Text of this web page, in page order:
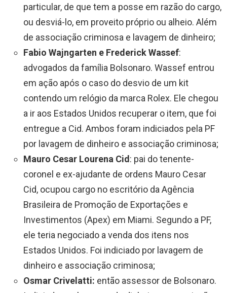
particular, de que tem a posse em razão do cargo,
ou desviá-lo, em proveito próprio ou alheio. Além
de associação criminosa e lavagem de dinheiro;
Fabio Wajngarten e Frederick Wassef:
advogados da família Bolsonaro. Wassef entrou
em ação após o caso do desvio de um kit
contendo um relógio da marca Rolex. Ele chegou
a ir aos Estados Unidos recuperar o item, que foi
entregue a Cid. Ambos foram indiciados pela PF
por lavagem de dinheiro e associação criminosa;
Mauro Cesar Lourena Cid : pai do tenente-
coronel e ex-ajudante de ordens Mauro Cesar
Cid, ocupou cargo no escritório da Agência
Brasileira de Promoção de Exportações e
Investimentos (Apex) em Miami. Segundo a PF,
ele teria negociado a venda dos itens nos
Estados Unidos. Foi indiciado por lavagem de
dinheiro e associação criminosa;
Osmar Crivelatti: então assessor de Bolsonaro.